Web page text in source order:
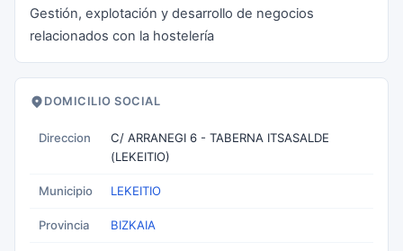
Gestión, explotación y desarrollo de negocios
relacionados con la hostelería
DOMICILIO SOCIAL
Direccion
C/ ARRANEGI 6 - TABERNA ITSASALDE
(LEKEITIO)
Municipio LEKEITIO
Provincia BIZKAIA